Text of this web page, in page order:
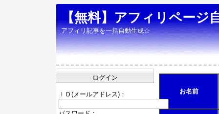
【無料】アフィリページ
アフィリ記事を一括自動生成☆
お名前
ログイン
ＩＤ(メールアドレス)：